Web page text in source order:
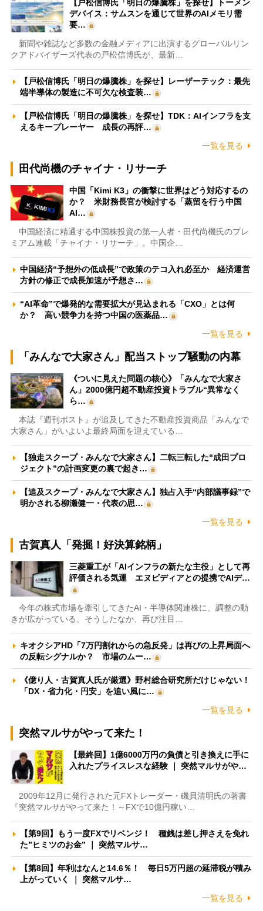
【戸松信博氏「明日の爆騰株」を探せ】トーメン
デバイス：サムスンを通じて世界のAIメモリ需
要…
新聞や雑誌など多数の金融メディアに出演するグローバルリン
クアドバイザーズ代表の戸松信博氏が、最新…
【戸松信博氏「明日の爆騰株」を探せ】レーザーテック：最先
端半導体の製造に不可欠な検査装…
【戸松信博氏「明日の爆騰株」を探せ】TDK：AIインフラを支
えるキープレーヤー 成長の再評…
一覧を見る
田代尚機のチャイナ・リサーチ
中国「Kimi K3」の衝撃に世界はどう対応するの
か？ 米財務長官が検討する「蒸留を行う中国
AI…
中国経済に精通する中国株投資の第一人者・田代尚機氏のプレ
ミアム連載「チャイナ・リサーチ」。中国企…
中国経済“予想外の低成長”で政策のテコ入れ必至か 経済運営
方針の修正で成長加速が予想さ…
“AI革命”で爆発的な需要拡大が見込まれる「CXO」とは何
か？ 高い競争力を持つ中国の医薬品…
一覧を見る
「みんなで大家さん」配当ストップ騒動の内幕
《ついに見えた問題の核心》「みんなで大家さ
ん」2000億円超不動産投資トラブル“異常なく
ら…
本誌『週刊ポスト』が追及してきた不動産投資商品「みんなで
大家さん」がいよいよ最終局面を迎えている…
【独走スクープ・みんなで大家さん】二転三転した“成田プロ
ジェクト”の計画変更の裏で起き…
【追及スクープ・みんなで大家さん】独占入手“内部議事録”で
明かされる柳瀬健一・代表の思…
一覧を見る
古賀真人「発掘！好決算銘柄」
三菱重工が「AIインフラの新たな主役」として再
評価される気運 エヌビディアとの提携でAIデ…
今年の株式市場を牽引してきたAI・半導体関連株に、調整の動
きが広がっている。そうしたなか、再び注目…
キオクシアHD「7万円割れからの急反発」は再びの上昇局面へ
の反転シグナルか？ 市場のムー…
《億り人・古賀真人氏が厳選》野村総合研究所だけじゃない！
「DX・省力化・円安」を追い風に…
一覧を見る
突然マルサがやって来た！
【最終回】1億6000万円の負債と引き換えに手に
入れたプライスレスな経験 ｜ 突然マルサがや…
2009年12月に発行された元FXトレーダー・磯貝清明氏の著書
『突然マルサがやって来た！～FXで10億円稼い…
【第9回】もう一度FXでリベンジ！ 種銭は差し押さえを免れ
た”ヒミツのお金” ｜ 突然マルサ…
【第8回】年利はなんと14.6％！ 毎日5万円超の延滞税が積み
上がっていく ｜ 突然マルサ…
一覧を見る